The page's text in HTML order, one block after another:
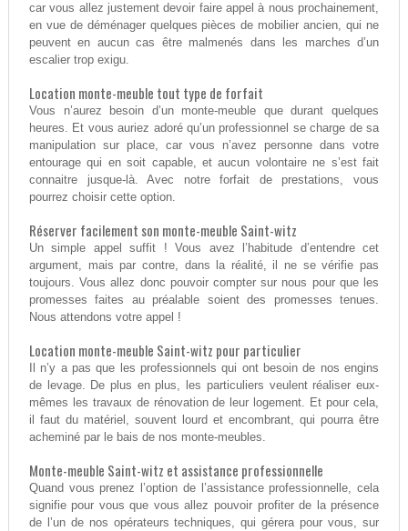
car vous allez justement devoir faire appel à nous prochainement,
en vue de déménager quelques pièces de mobilier ancien, qui ne
peuvent en aucun cas être malmenés dans les marches d’un
escalier trop exigu.
Location monte-meuble tout type de forfait
Vous n’aurez besoin d’un monte-meuble que durant quelques
heures. Et vous auriez adoré qu’un professionnel se charge de sa
manipulation sur place, car vous n’avez personne dans votre
entourage qui en soit capable, et aucun volontaire ne s’est fait
connaitre jusque-là. Avec notre forfait de prestations, vous
pourrez choisir cette option.
Réserver facilement son monte-meuble Saint-witz
Un simple appel suffit ! Vous avez l’habitude d’entendre cet
argument, mais par contre, dans la réalité, il ne se vérifie pas
toujours. Vous allez donc pouvoir compter sur nous pour que les
promesses faites au préalable soient des promesses tenues.
Nous attendons votre appel !
Location monte-meuble Saint-witz pour particulier
Il n’y a pas que les professionnels qui ont besoin de nos engins
de levage. De plus en plus, les particuliers veulent réaliser eux-
mêmes les travaux de rénovation de leur logement. Et pour cela,
il faut du matériel, souvent lourd et encombrant, qui pourra être
acheminé par le bais de nos monte-meubles.
Monte-meuble Saint-witz et assistance professionnelle
Quand vous prenez l’option de l’assistance professionnelle, cela
signifie pour vous que vous allez pouvoir profiter de la présence
de l’un de nos opérateurs techniques, qui gérera pour vous, sur